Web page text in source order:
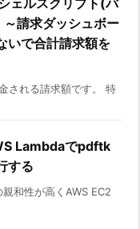
請求ダッシュボー
いで合計請求額を
される請求額です。 特
Lambdaでpdftk
する
和性が高くAWS EC2